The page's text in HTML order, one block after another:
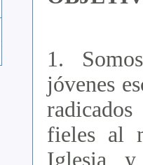
1.
jóvenes
fieles al
Iglesia